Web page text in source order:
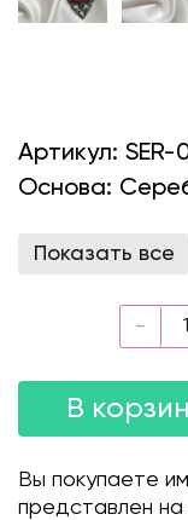
Артикул: SER-
Основа:
Показать все
В
Вы покупаете
представлен